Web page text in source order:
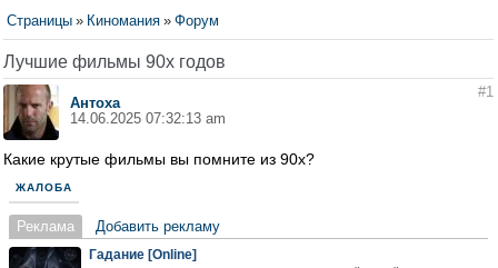
Страницы » Киномания » Форум
Лучшие фильмы 90х годов
Антоха
14.06.2025 07:32:13 am
#1
Какие крутые фильмы вы помните из 90х?
ЖАЛОБА
Реклама Добавить рекламу
Гадание [Online]